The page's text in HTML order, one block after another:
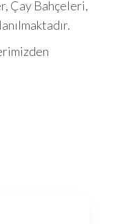
Çay Bahçeleri,